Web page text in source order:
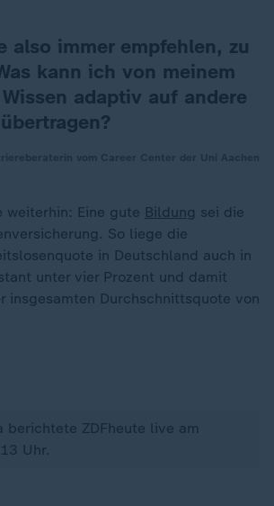
also immer empfehlen, zu
kann ich von meinem
adaptiv auf andere
Eine gute Bildung sei die
So liege die
in Deutschland auch in
unter vier Prozent und damit
insgesamten Durchschnittsquote von
berichtete ZDFheute live am
Uhr.